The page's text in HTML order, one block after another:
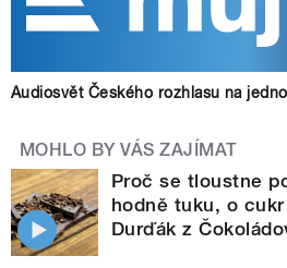
Audiosvět Českého rozhlasu na
MOHLO BY VÁS ZAJÍMAT
Proč se tloustne
hodně tuku, o
Durďák z